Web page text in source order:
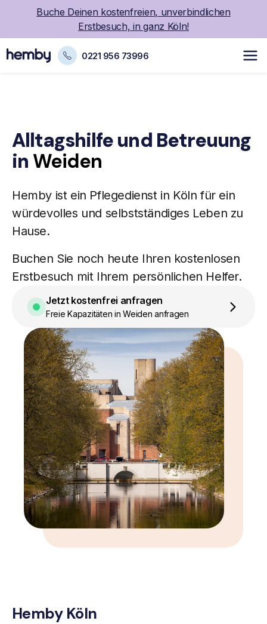
Buche Deinen kostenfreien, unverbindlichen
Erstbesuch, in ganz Köln!
0221 956 73996
Alltagshilfe und Betreuung
in Weiden
Hemby ist ein Pflegedienstin Köln für ein
würdevolles und selbstständiges Leben zu
Hause.
Buchen Sie noch heute Ihren kostenlosen
Erstbesuch mit Ihrem persönlichen Helfer.
Jetzt kostenfrei anfragen
Freie Kapazitäten in Weiden anfragen
Hemby Köln